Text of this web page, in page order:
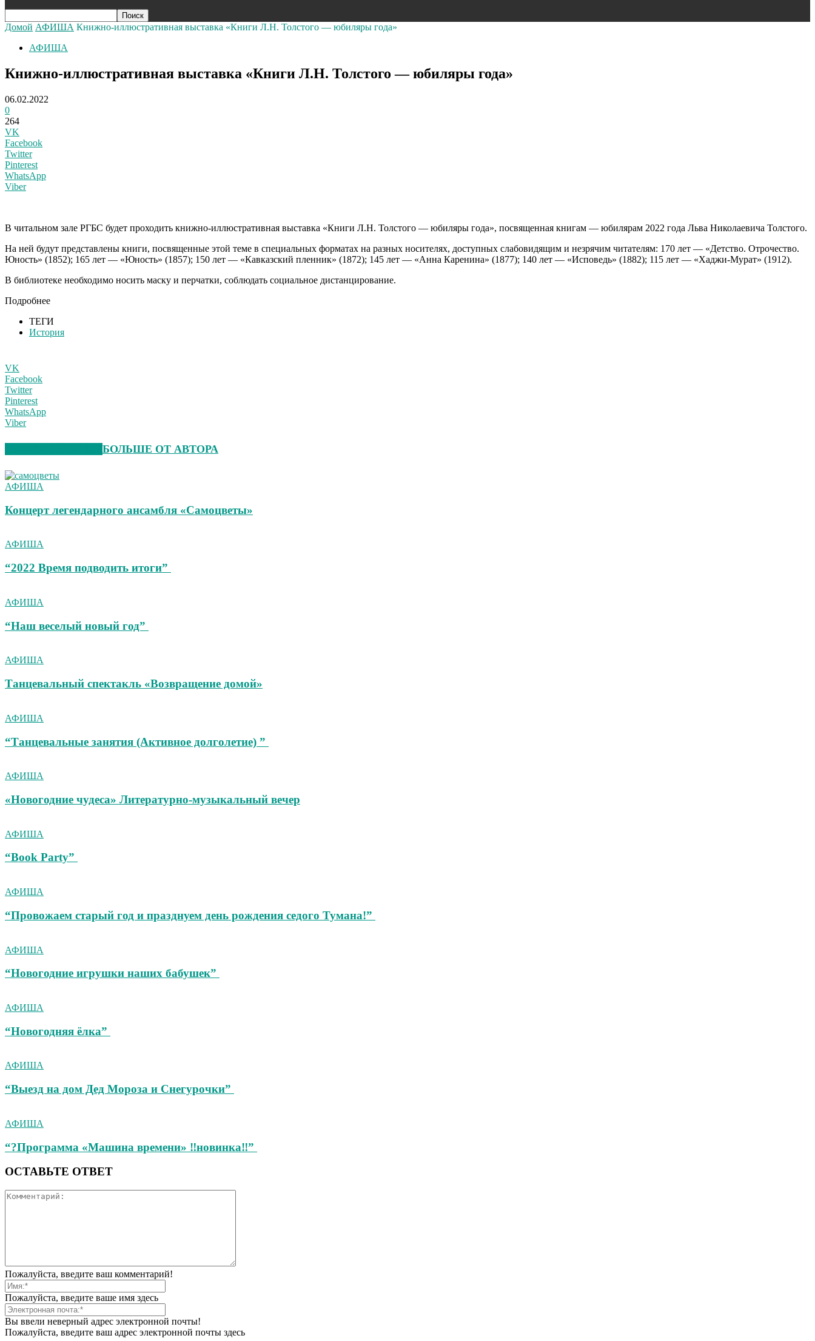
Домой АФИША Книжно-иллюстративная выставка «Книги Л.Н. Толстого — юбиляры года»
АФИША
Книжно-иллюстративная выставка «Книги Л.Н. Толстого — юбиляры года»
06.02.2022
0
264
VK
Facebook
Twitter
Pinterest
WhatsApp
Viber
В читальном зале РГБС будет проходить книжно-иллюстративная выставка «Книги Л.Н. Толстого — юбиляры года», посвященная книгам — юбилярам 2022 года Льва Николаевича Толстого.
На ней будут представлены книги, посвященные этой теме в специальных форматах на разных носителях, доступных слабовидящим и незрячим читателям: 170 лет — «Детство. Отрочество.
Юность» (1852); 165 лет — «Юность» (1857); 150 лет — «Кавказский пленник» (1872); 145 лет — «Анна Каренина» (1877); 140 лет — «Исповедь» (1882); 115 лет — «Хаджи-Мурат» (1912).
В библиотеке необходимо носить маску и перчатки, соблюдать социальное дистанцирование.
Подробнее
ТЕГИ
История
VK
Facebook
Twitter
Pinterest
WhatsApp
Viber
БОЛЬШЕ ОТ АВТОРА
АФИША
Концерт легендарного ансамбля «Самоцветы»
АФИША
“2022 Время подводить итоги”
АФИША
“Наш веселый новый год”
АФИША
Танцевальный спектакль «Возвращение домой»
АФИША
“Танцевальные занятия (Активное долголетие) ”
АФИША
«Новогодние чудеса» Литературно-музыкальный вечер
АФИША
“Book Party”
АФИША
“Провожаем старый год и празднуем день рождения седого Тумана!”
АФИША
“Новогодние игрушки наших бабушек”
АФИША
“Новогодняя ёлка”
АФИША
“Выезд на дом Дед Мороза и Снегурочки”
АФИША
“?Программа «Машина времени» ‼новинка‼”
ОСТАВЬТЕ ОТВЕТ
Пожалуйста, введите ваш комментарий!
Пожалуйста, введите ваше имя здесь
Вы ввели неверный адрес электронной почты!
Пожалуйста, введите ваш адрес электронной почты здесь